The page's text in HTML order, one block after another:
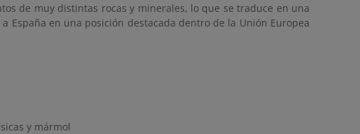
de muy distintas rocas y minerales, lo que se traduce en una
España en una posición destacada dentro de la Unión Europea
y mármol